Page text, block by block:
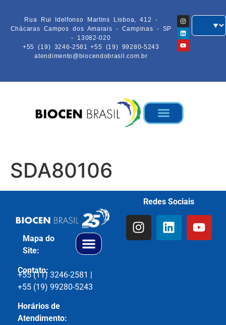
Rua Rui Idelfonso Martins Lisboa, 412 -
Chácaras Campos dos Amarais - Campinas - SP
- 13082-020
+55 (19) 3246-2581 +55 (19) 99280-5243
atendimento@biocendobrasil.com.br
SDA80106
Mapa do
Site:
Contato:
+55 (11) 3246-2581 |
+55 (19) 99280-5243
Horários de
Atendimento:
Redes Sociais